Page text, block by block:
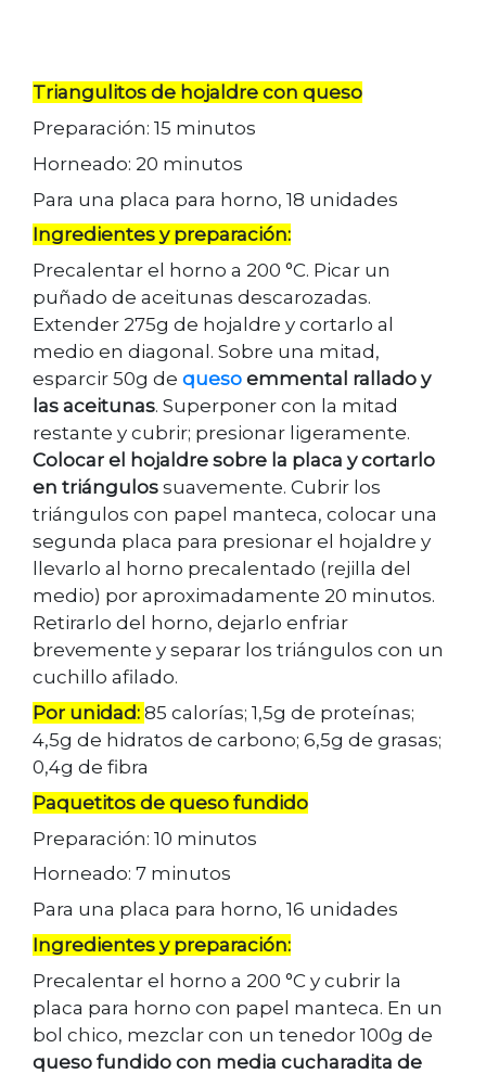
Triangulitos de hojaldre con queso
Preparación: 15 minutos
Horneado: 20 minutos
Para una placa para horno, 18 unidades
Ingredientes y preparación:
Precalentar el horno a 200 °C. Picar un
puñado de aceitunas descarozadas.
Extender 275g de hojaldre y cortarlo al
medio en diagonal. Sobre una mitad,
esparcir 50g de queso emmental rallado y
las aceitunas. Superponer con la mitad
restante y cubrir; presionar ligeramente.
Colocar el hojaldre sobre la placa y cortarlo
en triángulos suavemente. Cubrir los
triángulos con papel manteca, colocar una
segunda placa para presionar el hojaldre y
llevarlo al horno precalentado (rejilla del
medio) por aproximadamente 20 minutos.
Retirarlo del horno, dejarlo enfriar
brevemente y separar los triángulos con un
cuchillo afilado.
Por unidad: 85 calorías; 1,5g de proteínas;
4,5g de hidratos de carbono; 6,5g de grasas;
0,4g de fibra
Paquetitos de queso fundido
Preparación: 10 minutos
Horneado: 7 minutos
Para una placa para horno, 16 unidades
Ingredientes y preparación:
Precalentar el horno a 200 °C y cubrir la
placa para horno con papel manteca. En un
bol chico, mezclar con un tenedor 100g de
queso fundido con media cucharadita de